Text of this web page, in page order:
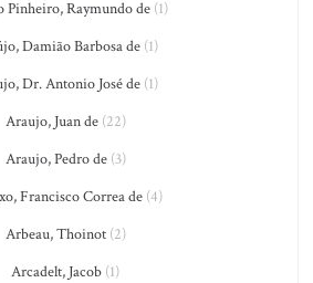
Pinheiro, Raymundo de (1)
Damião Barbosa de(1)
Dr. Antonio José de(1)
Araujo, Juan de(22)
Araujo, Pedro de(3)
Francisco Correa de(4)
Arbeau, Thoinot(2)
Arcadelt, Jacob (1)